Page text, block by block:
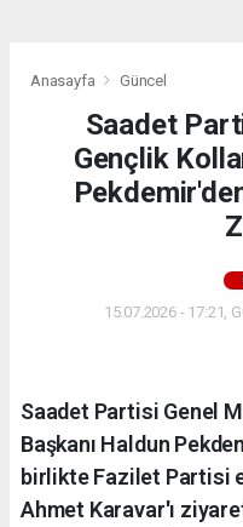
Anasayfa Güncel
Saadet
Gençlik
15.07.2026 - 17:21,
Saadet Partisi Genel
Başkanı Haldun
birlikte Fazilet Partisi
Ahmet Karavar'ı